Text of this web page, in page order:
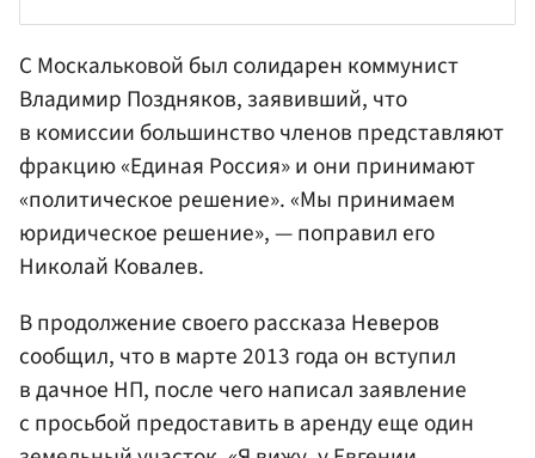
СМоскальковой был солидарен коммунист
Владимир Поздняков, заявивший, что
в комиссии большинство членов представляют
фракцию «Единая Россия» и они принимают
«политическое решение». «Мы принимаем
юридическое решение», — поправил его
Николай Ковалев.
В продолжение своего рассказа Неверов
сообщил, что в марте 2013 года он вступил
в дачное НП, после чего написал заявление
с просьбой предоставить в аренду еще один